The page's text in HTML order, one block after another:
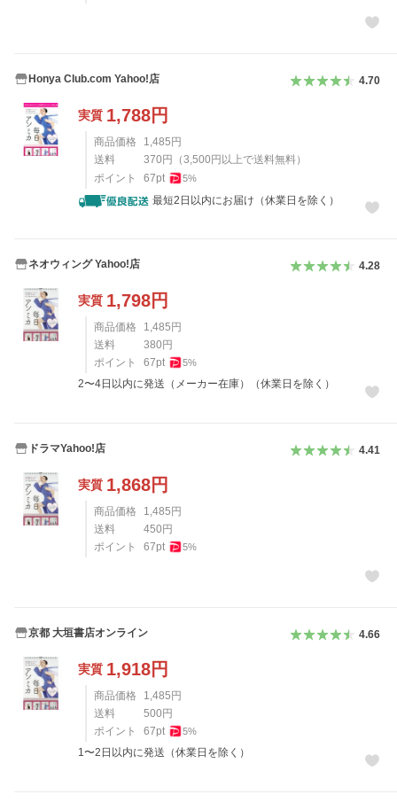
Honya Club.com Yahoo!店 4.70
実質 1,788円
商品価格 1,485 円
送料
370 円 （3,500 円以上で送料無料）
ポイント
67pt 5%
最短2日以内にお届け（休業日を除く）
ネオウィング Yahoo!店 4.28
実質 1,798円
商品価格 1,485 円
送料
380 円
ポイント
67pt 5%
2〜4日以内に発送（メーカー在庫）（休業日を除く）
ドラマYahoo!店 4.41
実質 1,868円
商品価格 1,485 円
送料
450 円
ポイント
67pt 5%
京都 大垣書店オンライン 4.66
実質 1,918円
商品価格 1,485 円
送料
500 円
ポイント
67pt 5%
1〜2日以内に発送（休業日を除く）